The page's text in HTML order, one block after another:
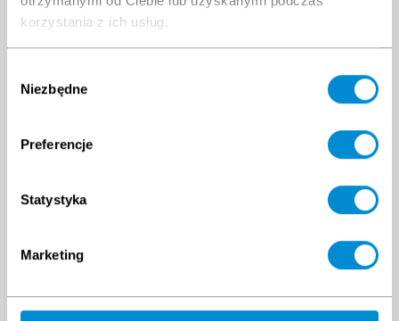
korzystania z ich usług.
zgody
Niezbędne
Preferencje
Statystyka
Marketing